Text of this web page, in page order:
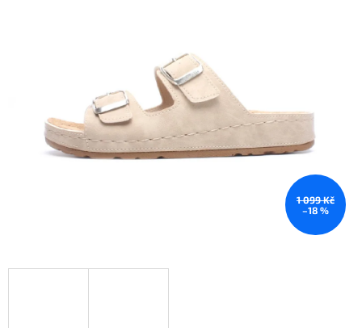
hvězdiček.
1 099 Kč
–18 %